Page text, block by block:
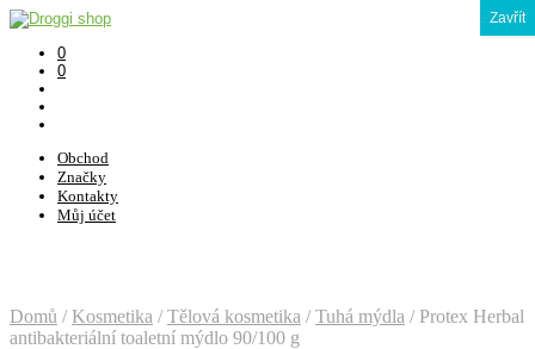
0
0
Obchod
Značky
Kontakty
Můj účet
Domů / Kosmetika / Tělová kosmetika / Tuhá mýdla /Protex Herbal
antibakteriální toaletní mýdlo 90/100 g
Zavřít